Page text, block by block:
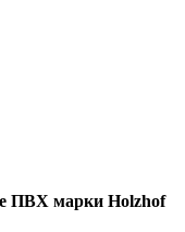
ПВХ марки Holzhof